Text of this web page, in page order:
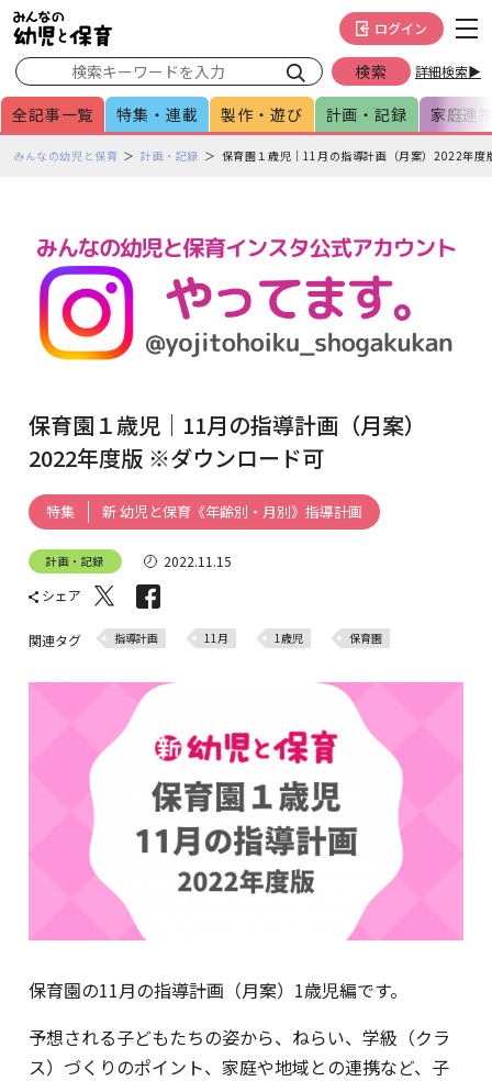
詳細検索▶
ログイン
全記事一覧 特集・連載 製作・遊び 計画・記録 家庭連
ペみんなの幼児と保育 計画・記録 保育園１歳児｜11月の指導計画（月案）2022年
保育園１歳児｜11月の指導計画（月案）
2022年度版 ※ダウンロード可
特集 新 幼児と保育《年齢別・月別》指導計画
計画・記録
2022.11.15
シェア
関連タグ 指導計画 11月 1歳児 保育園
保育園の11月の指導計画（月案）1歳児編です。
予想される子どもたちの姿から、ねらい、学級（クラ
ス）づくりのポイント、家庭や地域との連携など、子